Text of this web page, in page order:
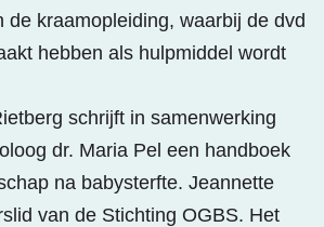
de kraamopleiding, waarbij de dvd
hebben als hulpmiddel wordt
schrijft in samenwerking
dr. Maria Pel een handboek
na babysterfte. Jeannette
van de Stichting OGBS. Het